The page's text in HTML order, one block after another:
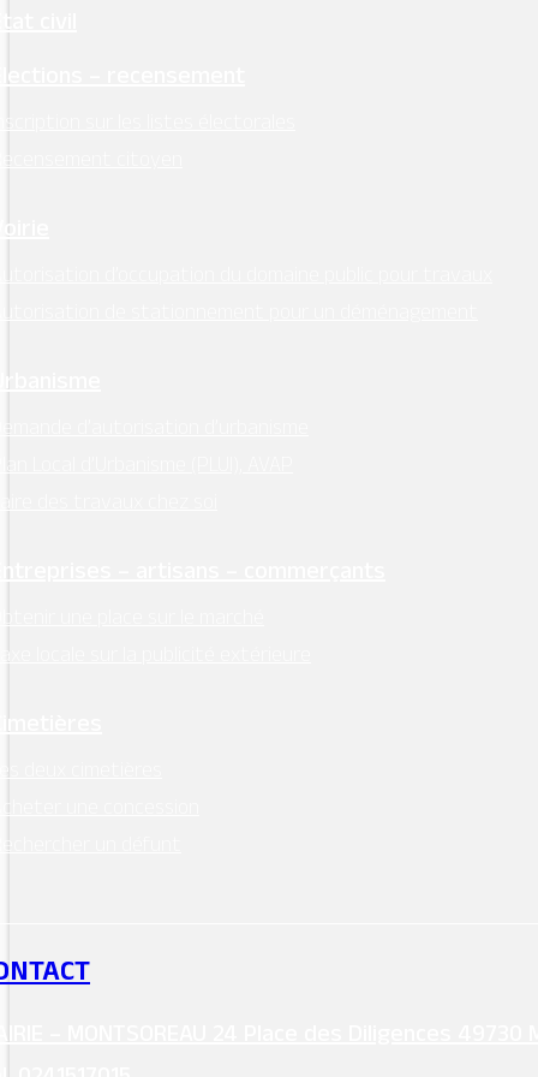
civil
– recensement
sur les listes électorales
citoyen
d’occupation du domaine public pour travaux
de stationnement pour un déménagement
d’autorisation d’urbanisme
Local d’Urbanisme (PLUI), AVAP
des travaux chez soi
– artisans – commerçants
une place sur le marché
locale sur la publicité extérieure
deux cimetières
une concession
un défunt
– MONTSOREAU 24 Place des Diligences